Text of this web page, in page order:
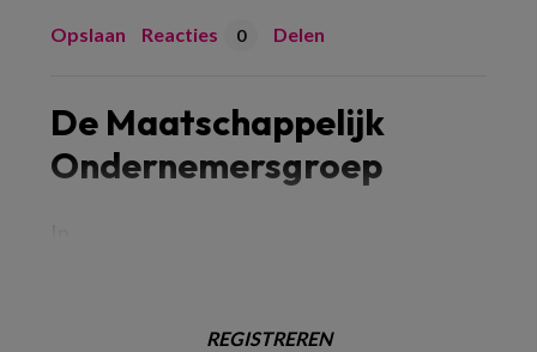
Opslaan Reacties 0 Delen
De Maatschappelijk
Ondernemersgroep
REGISTREREN